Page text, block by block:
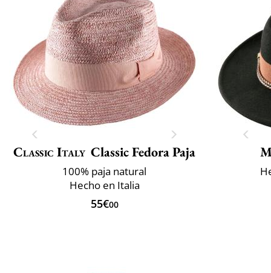
Classic Italy Classic Fedora Paja
100% paja natural
Hecho en Italia
55€00